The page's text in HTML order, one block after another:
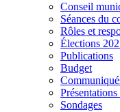
Conseil
Séances du
Rôles et
Élections
Publications
Budget
Sondages